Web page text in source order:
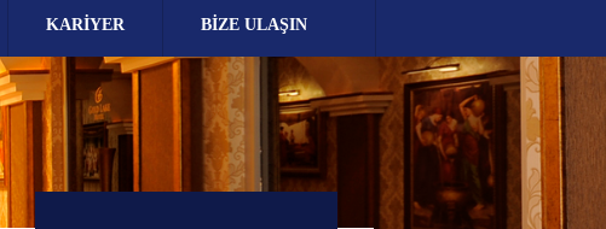
KARİYER BİZE ULAŞIN